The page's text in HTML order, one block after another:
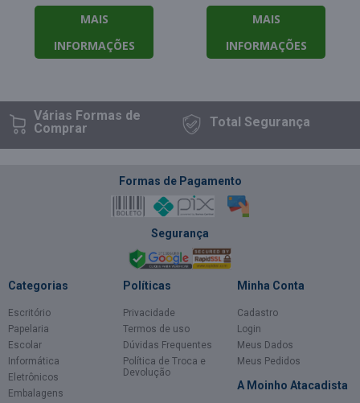
MAIS
INFORMAÇÕES
MAIS
INFORMAÇÕES
Várias Formasde
Comprar
TotalSegurança
Formas de Pagamento
Segurança
Categorias
Escritório
Papelaria
Escolar
Informática
Eletrônicos
Embalagens
Políticas
Privacidade
Termos de uso
Dúvidas Frequentes
Política de Troca e
Devolução
Minha Conta
Cadastro
Login
Meus Dados
Meus Pedidos
A Moinho Atacadista